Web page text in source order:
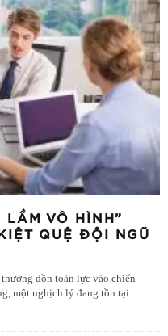
VÔ HÌNH”
QUỆ ĐỘI NGŨ
dồn toàn lực vào chiến
một nghịch lý đang tồn tại: